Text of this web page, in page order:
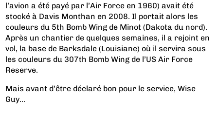
l’avion a été payé par l’Air Force en 1960) avait été
stocké à Davis Monthan en 2008. Il portait alors les
couleurs du 5th Bomb Wing de Minot (Dakota du nord).
Après un chantier de quelques semaines, il a rejoint en
vol, la base de Barksdale (Louisiane) où il servira sous
les couleurs du 307th Bomb Wing de l’US Air Force
Reserve.
Mais avant d’être déclaré bon pour le service, Wise
Guy...